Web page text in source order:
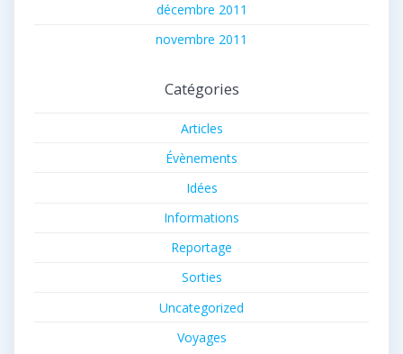
décembre 2011
novembre 2011
Catégories
Articles
Évènements
Idées
Informations
Reportage
Sorties
Uncategorized
Voyages